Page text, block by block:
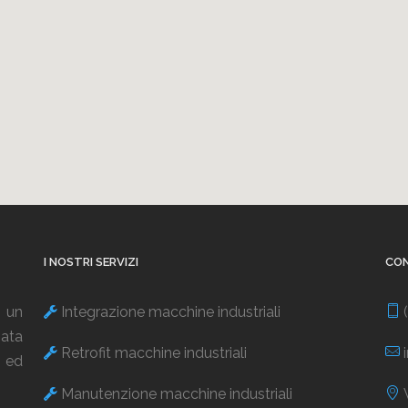
un
ed
I NOSTRI SERVIZI
Integrazione macchine industriali
Retrofit macchine industriali
Manutenzione macchine industriali